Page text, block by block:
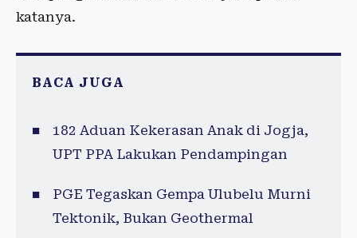
katanya.
BACA JUGA
182 Aduan Kekerasan Anak di Jogja,
UPT PPA Lakukan Pendampingan
PGE Tegaskan Gempa Ulubelu Murni
Tektonik, Bukan Geothermal